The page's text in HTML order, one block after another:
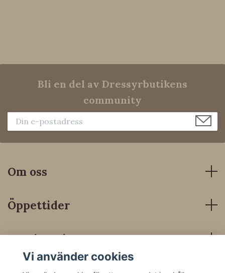
Bli en del av Dressyrbutikens
community
Om oss
Öppettider
Kundservice
Vi använder cookies